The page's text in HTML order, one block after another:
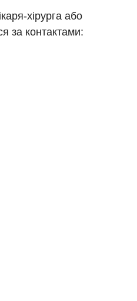
хірурга або
за контактами: